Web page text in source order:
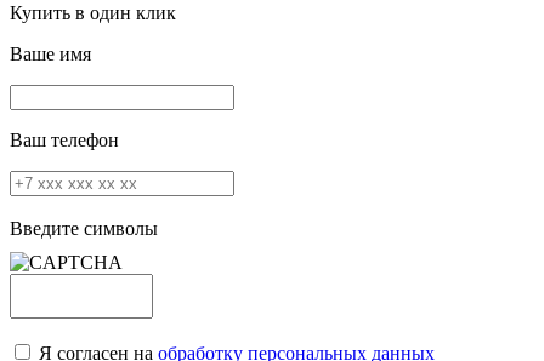
Купить в один клик
Ваше имя
Ваш телефон
Введите символы
Я согласен на обработку персональных данных